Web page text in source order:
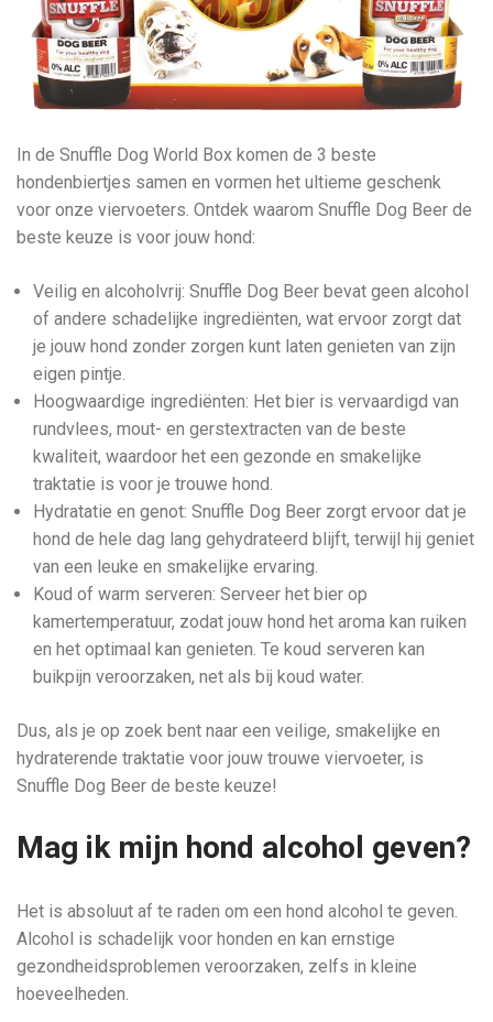
In de Snuffle Dog World Box komen de 3 beste
hondenbiertjes samen en vormen het ultieme geschenk
voor onze viervoeters. Ontdek waarom Snuffle Dog Beer de
beste keuze is voor jouw hond:
Veilig en alcoholvrij: Snuffle Dog Beer bevat geen alcohol
of andere schadelijke ingrediënten, wat ervoor zorgt dat
je jouw hond zonder zorgen kunt laten genieten van zijn
eigen pintje.
Hoogwaardige ingrediënten: Het bier is vervaardigd van
rundvlees, mout- en gerstextracten van de beste
kwaliteit, waardoor het een gezonde en smakelijke
traktatie is voor je trouwe hond.
Hydratatie en genot: Snuffle Dog Beer zorgt ervoor dat je
hond de hele dag lang gehydrateerd blijft, terwijl hij geniet
van een leuke en smakelijke ervaring.
Koud of warm serveren: Serveer het bier op
kamertemperatuur, zodat jouw hond het aroma kan ruiken
en het optimaal kan genieten. Te koud serveren kan
buikpijn veroorzaken, net als bij koud water.
Dus, als je op zoek bent naar een veilige, smakelijke en
hydraterende traktatie voor jouw trouwe viervoeter, is
Snuffle Dog Beer de beste keuze!
Mag ik mijn hond alcohol geven?
Het is absoluut af te raden om een hond alcohol te geven.
Alcohol is schadelijk voor honden en kan ernstige
gezondheidsproblemen veroorzaken, zelfs in kleine
hoeveelheden.